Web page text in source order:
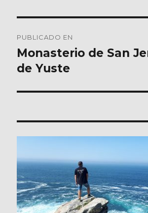
de
entradas
PUBLICADO EN
Monasterio de San
de Yuste